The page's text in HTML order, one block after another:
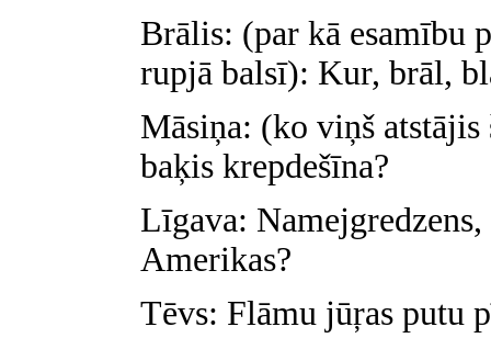
Brālis: (par kā esamību
rupjā balsī): Kur, brāl,
Māsiņa: (ko viņš
baķis krepdešīna?
Līgava: Namejgredzens,
Amerikas?
Tēvs: Flāmu jūŗas putu